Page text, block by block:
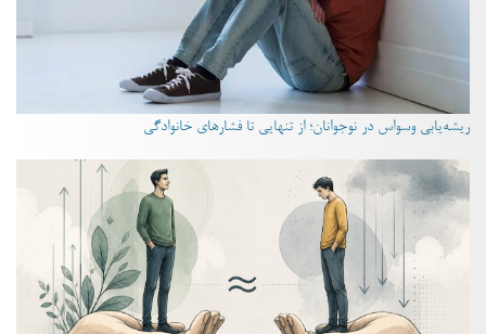
ریشه‌یابی وسواس در نوجوانان؛ از تنهایی تا فشارهای خانوادگی